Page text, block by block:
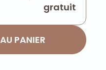
gratuit
PANIER